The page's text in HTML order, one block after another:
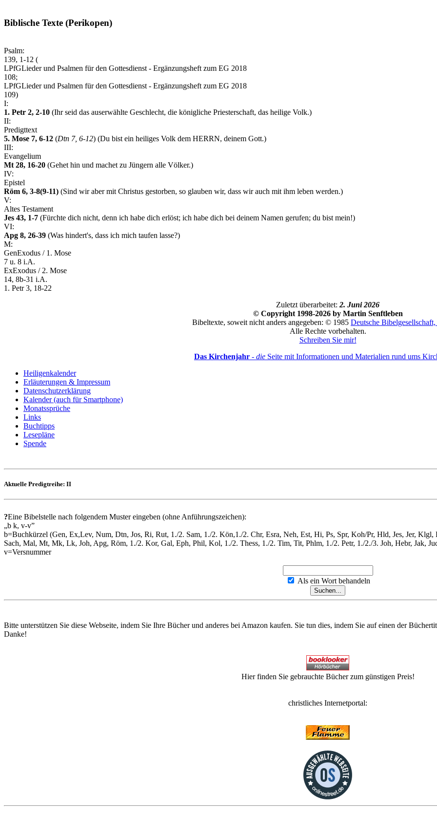
Biblische Texte (Perikopen)
Psalm:
139, 1-12 (
LPfGLieder und Psalmen für den Gottesdienst - Ergänzungsheft zum EG 2018
108;
LPfGLieder und Psalmen für den Gottesdienst - Ergänzungsheft zum EG 2018
109)
I:
1. Petr 2, 2-10 (Ihr seid das auserwählte Geschlecht, die königliche Priesterschaft, das heilige Volk.)
II:
Predigttext
5. Mose 7, 6-12 (Dtn 7, 6-12) (Du bist ein heiliges Volk dem HERRN, deinem Gott.)
III:
Evangelium
Mt 28, 16-20 (Gehet hin und machet zu Jüngern alle Völker.)
IV:
Epistel
Röm 6, 3-8(9-11) (Sind wir aber mit Christus gestorben, so glauben wir, dass wir auch mit ihm leben werden.)
V:
Altes Testament
Jes 43, 1-7 (Fürchte dich nicht, denn ich habe dich erlöst; ich habe dich bei deinem Namen gerufen; du bist mein!)
VI:
Apg 8, 26-39 (Was hindert's, dass ich mich taufen lasse?)
M:
GenExodus / 1. Mose
7 u. 8 i.A.
ExExodus / 2. Mose
14, 8b-31 i.A.
1. Petr 3, 18-22
Zuletzt überarbeitet: 2. Juni 2026
© Copyright 1998-2026 by Martin Senftleben
Bibeltexte, soweit nicht anders angegeben: © 1985 Deutsche
Alle Rechte vorbehalten.
Schreiben Sie mir!
Das Kirchenjahr - die Seite mit Informationen und Materialien rund ums
Heiligenkalender
Erläuterungen & Impressum
Datenschutzerklärung
Kalender (auch für Smartphone)
Monatssprüche
Links
Buchtipps
Lesepläne
Spende
Aktuelle Predigtreihe: II
?Eine Bibelstelle nach folgendem Muster eingeben (ohne Anführungszeichen):
„b k, v-v”
b=Buchkürzel (Gen, Ex,Lev, Num, Dtn, Jos, Ri, Rut, 1./2. Sam, 1./2. Kön,1./2. Chr, Esra, Neh, Est, Hi, Ps, Spr, Koh/Pr, Hld, Jes, Jer,
Sach, Mal, Mt, Mk, Lk, Joh, Apg, Röm, 1./2. Kor, Gal, Eph, Phil, Kol, 1./2. Thess, 1./2. Tim, Tit, Phlm, 1./2. Petr, 1./2./3. Joh, Hebr, Jak,
v=Versnummer
Als ein Wort behandeln
Bitte unterstützen Sie diese Webseite, indem Sie Ihre Bücher und anderes bei Amazon kaufen. Sie tun dies, indem Sie auf einen der
Danke!
Hier finden Sie gebrauchte Bücher zum günstigen Preis!
christliches Internetportal: